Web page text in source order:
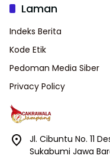
Laman
Indeks Berita
Kode Etik
Pedoman Media Siber
Privacy Policy
Jl. Cibuntu No. 11
Sukabumi Jawa